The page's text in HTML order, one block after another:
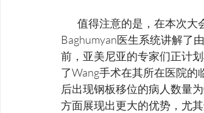
Baghumyan医生系统讲解了
前，亚美尼亚的专家们正计
了Wang手术在其所在医院
后出现钢板移位的病人数量
方面展现出更大的优势，尤